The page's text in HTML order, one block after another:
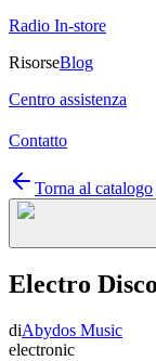
Radio In-store
RisorseBlog
Centro assistenza
Contatto
Torna al catalogo
Electro
diAbydos Music
electronic